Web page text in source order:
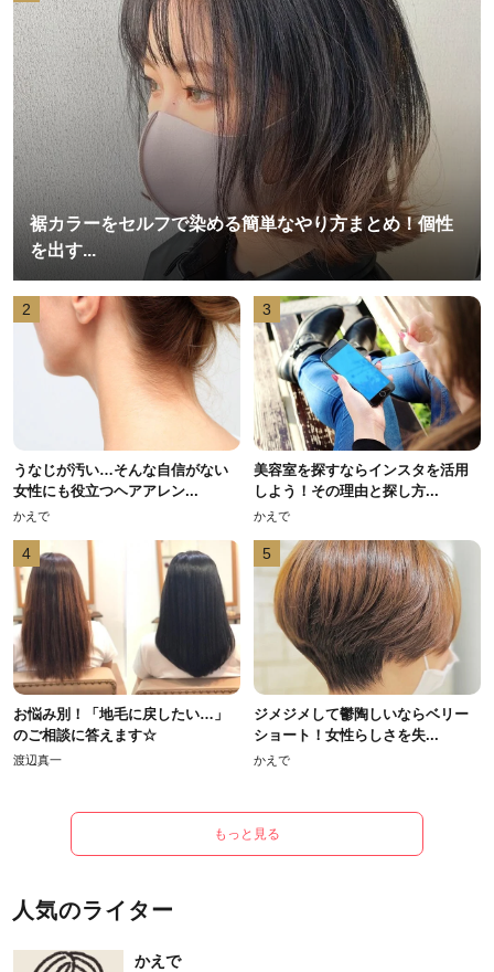
裾カラーをセルフで染める簡単なやり方まとめ！個性
を出す...
2
うなじが汚い…そんな自信がない
女性にも役立つヘアアレン...
かえで
3
美容室を探すならインスタを活用
しよう！その理由と探し方...
かえで
4
お悩み別！「地毛に戻したい…」
のご相談に答えます☆
渡辺真一
5
ジメジメして鬱陶しいならベリー
ショート！女性らしさを失...
かえで
もっと見る
人気のライター
かえで